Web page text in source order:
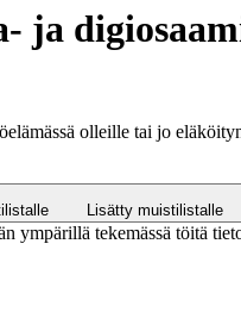
ja
olleille tai jo
Lisätty muistilistalle